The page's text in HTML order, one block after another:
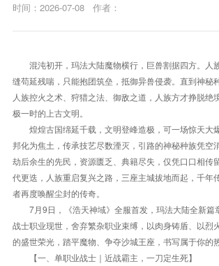
时间：2026-07-08 作者：
混沌初开，玛法大陆魔物横行，巨兽割据四方。人
缝苟延残喘，只能抱团筑垒，抵御异兽侵袭。直到神秘
人族控火之术、狩猎之法、御敌之道，人族方才挣脱绝
极一时的上古文明。
煌煌古国绵延千载，文明登峰造极，可一场惊天大
邦化为焦土，传承技艺尽数湮灭，引路的神秘种族凭空
劫后余生的先民，资源匮乏、典籍尽失，仅凭口口相传
代更迭，人族重启复兴之路，三座主城拔地而起，千年
者再度唤醒尘封的传奇。
7月9日，《浩天神域》全服首发，玛法大陆全新篇
战士职业现世，舍弃繁杂职业束缚，以肉身铸盾、以烈
的盛世荣光，踏平魔物、争夺沙城王座，书写属于你的
【一、单职业战士｜近战霸主，一刀定生死】